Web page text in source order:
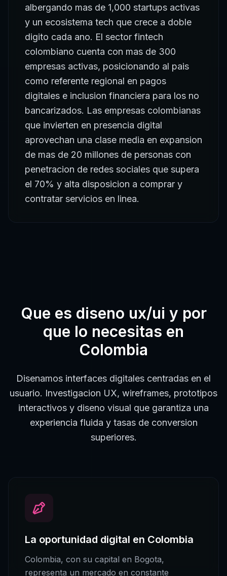
albergando mas de 1,000 startups activas
y un ecosistema tech que crece a doble
digito cada ano. El sector fintech
colombiano cuenta con mas de 300
empresas activas, posicionando al pais
como referente regional en pagos
digitales e inclusion financiera para los no
bancarizados. Las empresas colombianas
que invierten en presencia digital
aprovechan una clase media en expansion
de mas de 20 millones de personas con
penetracion de redes sociales que supera
el 70% y alta disposicion a comprar y
contratar servicios en linea.
Que es diseno ux/ui y por
que lo necesitas en
Colombia
Disenamos interfaces digitales centradas en el
usuario. Investigacion UX, wireframes, prototipos
interactivos y diseno visual que garantiza una
experiencia fluida y tasas de conversion
superiores.
La oportunidad digital en Colombia
Colombia, con su capital en Bogota,
representa un mercado en constante